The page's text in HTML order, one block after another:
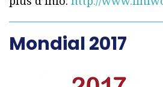
Mondial 2017